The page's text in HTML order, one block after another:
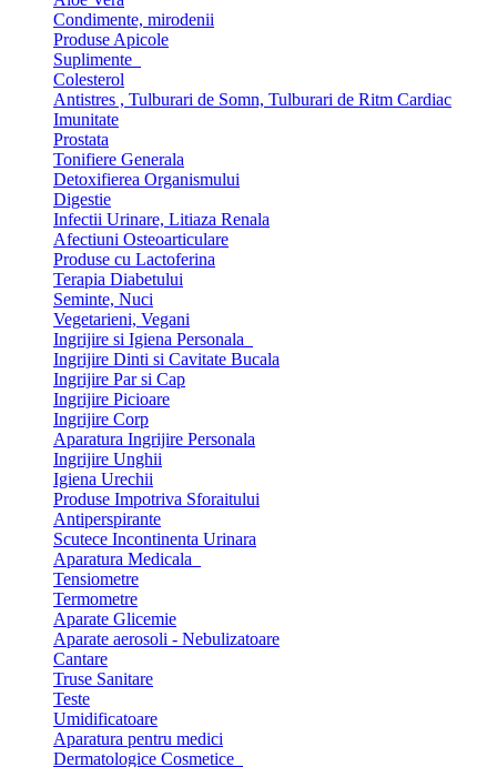
Condimente, mirodenii
Produse Apicole
Suplimente
Colesterol
Antistres , Tulburari de Somn, Tulburari de Ritm Cardiac
Imunitate
Prostata
Tonifiere Generala
Detoxifierea Organismului
Digestie
Infectii Urinare, Litiaza Renala
Afectiuni Osteoarticulare
Produse cu Lactoferina
Terapia Diabetului
Seminte, Nuci
Vegetarieni, Vegani
Ingrijire si Igiena Personala
Ingrijire Dinti si Cavitate Bucala
Ingrijire Par si Cap
Ingrijire Picioare
Ingrijire Corp
Aparatura Ingrijire Personala
Ingrijire Unghii
Igiena Urechii
Produse Impotriva Sforaitului
Antiperspirante
Scutece Incontinenta Urinara
Aparatura Medicala
Tensiometre
Termometre
Aparate Glicemie
Aparate aerosoli - Nebulizatoare
Cantare
Truse Sanitare
Teste
Umidificatoare
Aparatura pentru medici
Dermatologice Cosmetice